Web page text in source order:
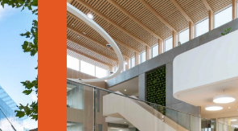
WSP DANMARK